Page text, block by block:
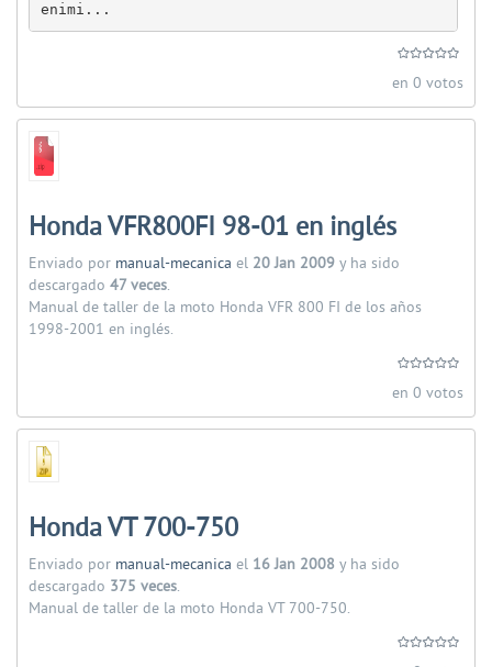
enimi...
en 0 votos
Honda VFR800FI 98-01 en inglés
Enviado por manual-mecanica el 20 Jan 2009 y ha sido
descargado 47 veces.
Manual de taller de la moto Honda VFR 800 FI de los años
1998-2001 en inglés.
en 0 votos
Honda VT 700-750
Enviado por manual-mecanica el 16 Jan 2008 y ha sido
descargado 375 veces.
Manual de taller de la moto Honda VT 700-750.